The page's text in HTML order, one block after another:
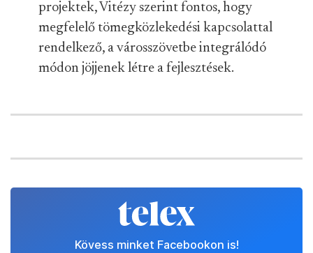
projektek, Vitézy szerint fontos, hogy
megfelelő tömegközlekedési kapcsolattal
rendelkező, a városszövetbe integrálódó
módon jöjjenek létre a fejlesztések.
Kövess minket Facebookon is!